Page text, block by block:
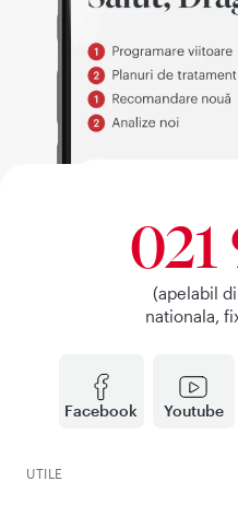
Facebook Youtube
021
(apelabil
nationala,
UTILE